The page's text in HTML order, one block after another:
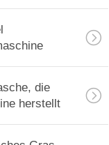
die
herstellt